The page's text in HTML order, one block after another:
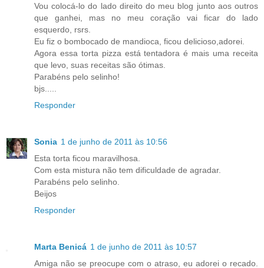
Vou colocá-lo do lado direito do meu blog junto aos outros
que ganhei, mas no meu coração vai ficar do lado
esquerdo, rsrs.
Eu fiz o bombocado de mandioca, ficou delicioso,adorei.
Agora essa torta pizza está tentadora é mais uma receita
que levo, suas receitas são ótimas.
Parabéns pelo selinho!
bjs.....
Responder
Sonia 1 de junho de 2011 às 10:56
Esta torta ficou maravilhosa.
Com esta mistura não tem dificuldade de agradar.
Parabéns pelo selinho.
Beijos
Responder
Marta Benicá 1 de junho de 2011 às 10:57
Amiga não se preocupe com o atraso, eu adorei o recado.